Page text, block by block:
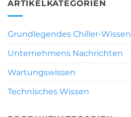
ARTIKELKATEGORIEN
Grundlegendes Chiller-Wissen
Unternehmens Nachrichten
Wartungswissen
Technisches Wissen